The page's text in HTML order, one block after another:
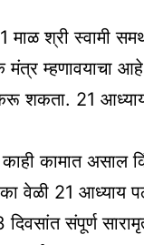
श्री स्वामी
मंत्र म्हणावयाचा
शकता. 21
कामात असाल
वेळी 21 आध्याय
संपूर्ण